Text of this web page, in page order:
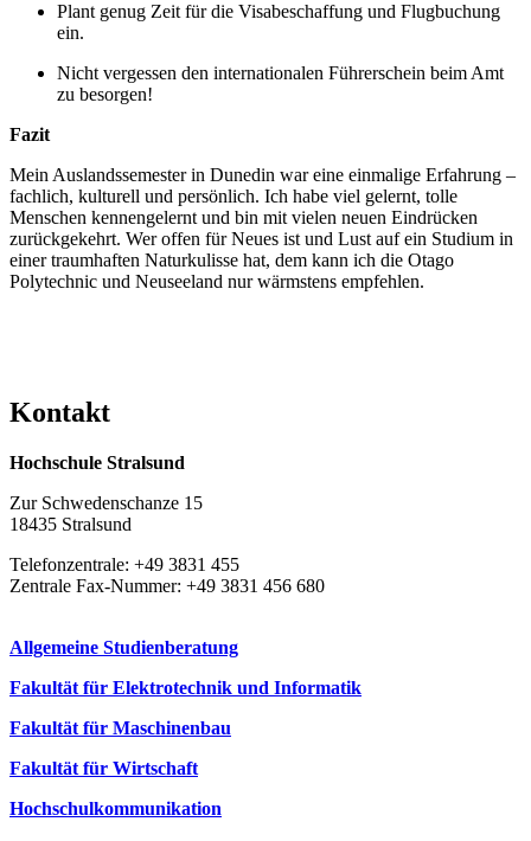
Plant genug Zeit für die Visabeschaffung und Flugbuchung
ein.
Nicht vergessen den internationalen Führerschein beim Amt
zu besorgen!
Fazit
Mein Auslandssemester in Dunedin war eine einmalige Erfahrung –
fachlich, kulturell und persönlich. Ich habe viel gelernt, tolle
Menschen kennengelernt und bin mit vielen neuen Eindrücken
zurückgekehrt. Wer offen für Neues ist und Lust auf ein Studium in
einer traumhaften Naturkulisse hat, dem kann ich die Otago
Polytechnic und Neuseeland nur wärmstens empfehlen.
Kon­takt
Hochschule Stralsund
Zur Schwedenschanze 15
18435 Stralsund
Telefonzentrale: +49 3831 455
Zentrale Fax-Nummer: +49 3831 456 680
Allgemeine Studienberatung
Fakultät für Elektrotechnik und Informatik
Fakultät für Maschinenbau
Fakultät für Wirtschaft
Hochschulkommunikation